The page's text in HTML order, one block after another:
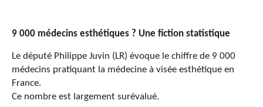
9 000 médecins esthétiques ? Une fiction statistique
Le député Philippe Juvin (LR) évoque le chiffre de 9 000
médecins pratiquant la médecine à visée esthétique en
France.
Ce nombre est largement surévalué.